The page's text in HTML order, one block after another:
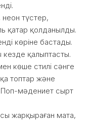
түстер,
қатар қолданылды.
көріне бастады.
қалыптасты.
көше стилі сәнге
топтар және
мәдениет сырт
жарқыраған мата,